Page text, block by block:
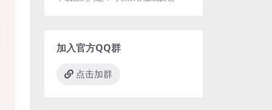
加入官方QQ群
点击加群